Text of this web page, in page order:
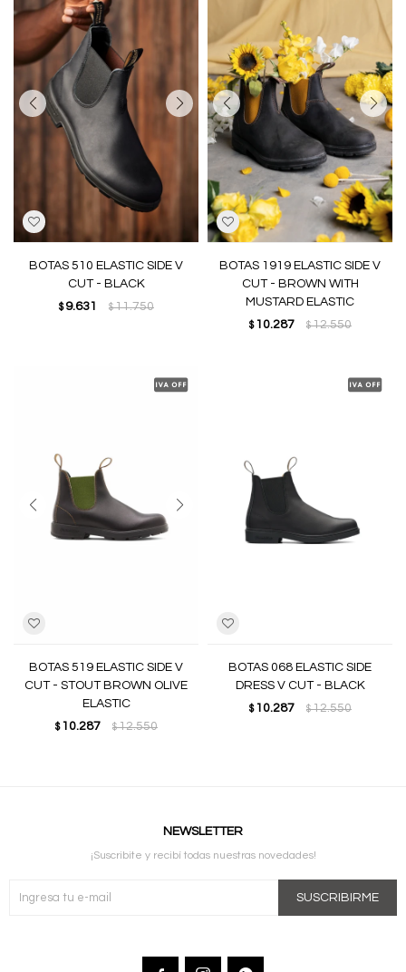
BOTAS 510 ELASTIC SIDE V
CUT - BLACK
$ 9.631 $11.750
BOTAS 1919 ELASTIC SIDE V
CUT - BROWN WITH
MUSTARD ELASTIC
$ 10.287 $12.550
BOTAS 519 ELASTIC SIDE V
CUT - STOUT BROWN OLIVE
ELASTIC
$ 10.287 $12.550
BOTAS 068 ELASTIC SIDE
DRESS V CUT - BLACK
$ 10.287 $12.550
NEWSLETTER
¡Suscribite y recibí todas nuestras novedades!
SUSCRIBIRME